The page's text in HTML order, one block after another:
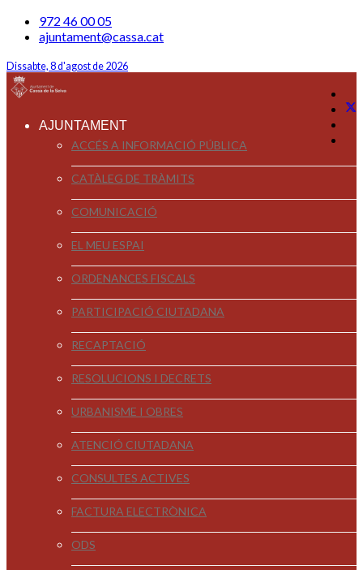
972 46 00 05
ajuntament@cassa.cat
Dissabte, 8 d'agost de 2026
AJUNTAMENT
ACCÉS A INFORMACIÓ PÚBLICA
CATÀLEG DE TRÀMITS
COMUNICACIÓ
EL MEU ESPAI
ORDENANCES FISCALS
PARTICIPACIÓ CIUTADANA
RECAPTACIÓ
RESOLUCIONS I DECRETS
URBANISME I OBRES
ATENCIÓ CIUTADANA
CONSULTES ACTIVES
FACTURA ELECTRÒNICA
ODS